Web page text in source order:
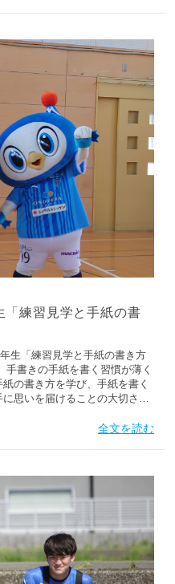
ための土つくりや畝の作り
きながら、おいしいサツマイ
なで気持ちを込めて植えまし
「練習見学と手紙の書
生「練習見学と手紙の書き方
書きの手紙を書く習慣が薄く
の書き方を学び、手紙を書く
思いを届けることの大切さを
実施しています。 今回は、鶴ケ
という意気込みが感じられ、
童の皆さんも練習に集中してい
全文を読む